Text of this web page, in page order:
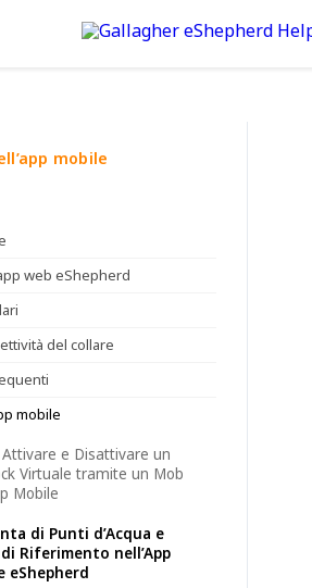
mobile
web eShepherd
del collare
mobile
e Disattivare un
Virtuale tramite un Mob
Mobile
di Punti d’Acqua e
Riferimento nell’App
eShepherd